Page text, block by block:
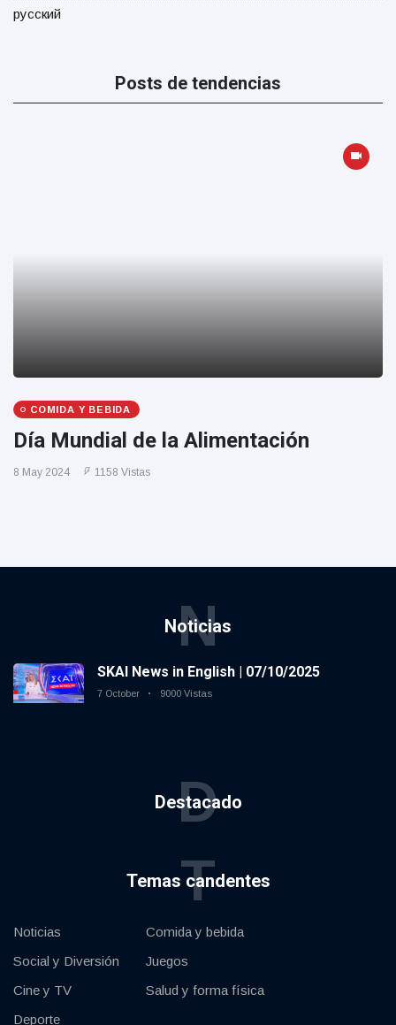
русский
Posts de tendencias
COMIDA Y BEBIDA
Día Mundial de la Alimentación
8 May 2024 1158 Vistas
Noticias
N
SKAI News in English | 07/10/2025
7 October 9000 Vistas
Destacado
D
Temas candentes
T
Noticias
Social y Diversión
Cine y TV
Deporte
Comida y bebida
Juegos
Salud y forma física